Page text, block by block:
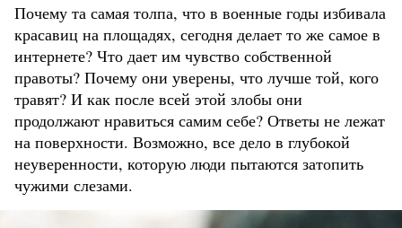
Почему та самая толпа, что в военные годы избивала
красавиц на площадях, сегодня делает то же самое в
интернете? Что дает им чувство собственной
правоты? Почему они уверены, что лучше той, кого
травят? И как после всей этой злобы они
продолжают нравиться самим себе? Ответы не лежат
на поверхности. Возможно, все дело в глубокой
неуверенности, которую люди пытаются затопить
чужими слезами.